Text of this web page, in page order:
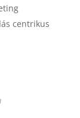
centrikus